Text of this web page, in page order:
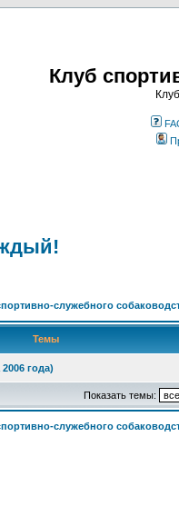
Клуб
служебного
Темы
года)
Показать темы:
служебного